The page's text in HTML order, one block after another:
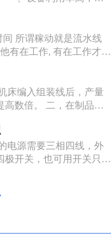
三、生产能力相对稳
，发生故障时，有降级
所谓稼动就是流水线
有在工作, 有在工作才能
工作抽查的手法来仿真
做什么。
床编入组装线后，产量
高数倍。 二，在制品减
的能力，物料传送系统
品质量高。零件在加工
电源需要三相四线，外
极开关，也可用开关只控
F2。5，6...